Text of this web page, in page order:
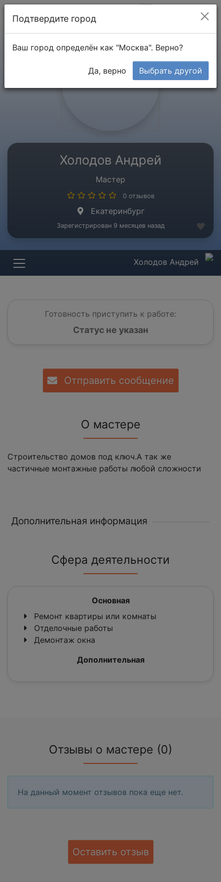
Холодов Андрей
Мастер
0 отзывов
Екатеринбург
Зарегистрирован 9 месяцев назад
Холодов Андрей
Готовность приступить к работе:
Статус не указан
Отправить сообщение
О мастере
Строительство домов под ключ.А так же
частичные монтажные работы любой сложности
Дополнительная информация
Сфера деятельности
Основная
Ремонт квартиры или комнаты
Отделочные работы
Демонтаж окна
Дополнительная
Отзывы о мастере (0)
На данный момент отзывов пока еще нет.
Оставить отзыв
Подтвердите город
Ваш город определён как "Москва". Верно?
Да, верно Выбрать другой